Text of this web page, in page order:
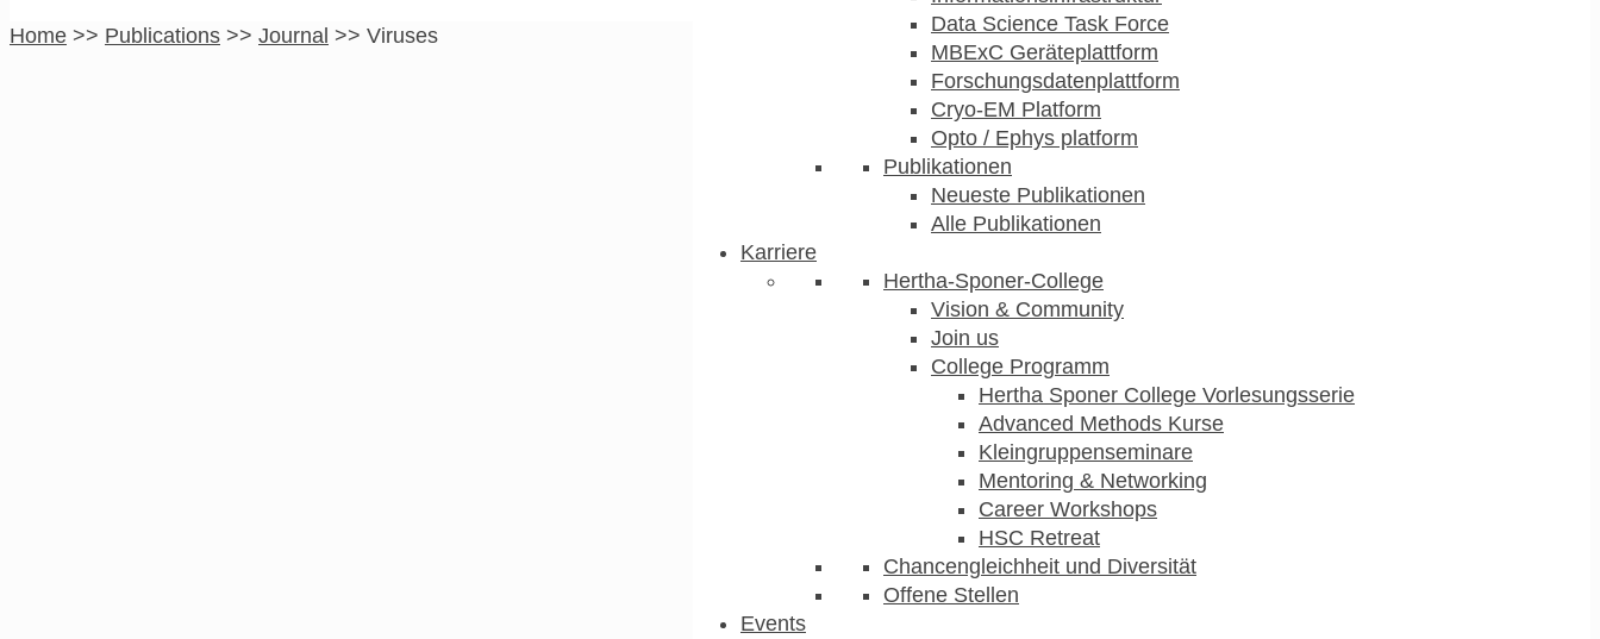
Data Science Task Force
MBExC Geräteplattform
Forschungsdatenplattform
Cryo-EM Platform
Opto / Ephys platform
Publikationen
Neueste Publikationen
Alle Publikationen
Karriere
Hertha-Sponer-College
Vision & Community
Join us
College Programm
Hertha Sponer College Vorlesungsserie
Advanced Methods Kurse
Kleingruppenseminare
Mentoring & Networking
Career Workshops
HSC Retreat
Chancengleichheit und Diversität
Offene Stellen
Events
Home >> Publications >> Journal >> Viruses